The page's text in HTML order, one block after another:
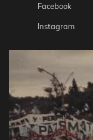
Facebook
Instagram